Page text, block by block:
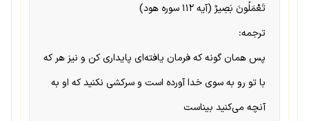
تَعْمَلُونَ بَصِیرٌ (آیه ۱۱۲ سوره هود)
ترجمه:
‌پس‌ همان‌ گونه‌ ‌که‌ فرمان‌ یافته‌ای‌ پایداری‌ کن‌ و نیز ‌هر‌ ‌که‌
‌با‌ تو رو ‌به‌ سوی‌ ‌خدا‌ آورده‌ ‌است‌ و سرکشی‌ نکنید ‌که‌ ‌او‌ ‌به‌
آنچه‌ می‌کنید بیناست‌